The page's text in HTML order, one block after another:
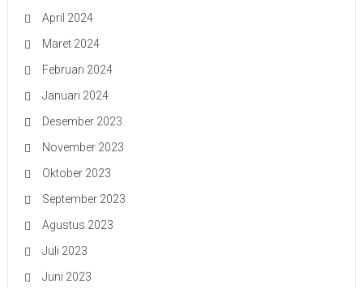
April 2024
Maret 2024
Februari 2024
Januari 2024
Desember 2023
November 2023
Oktober 2023
September 2023
Agustus 2023
Juli 2023
Juni 2023